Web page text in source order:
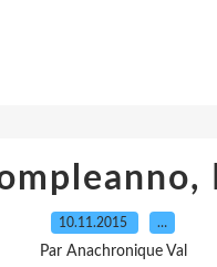
10.11.2015 …
Par Anachronique Val